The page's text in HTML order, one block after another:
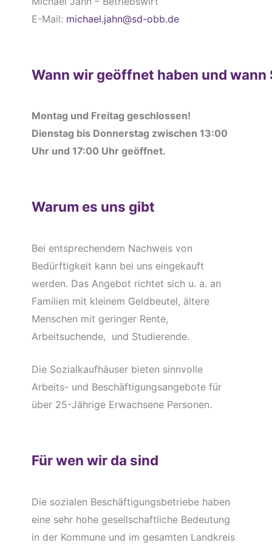
E-Mail: michael.jahn@sd-obb.de
Wann wir geöffnet haben und wann
Montag und Freitag geschlossen!
Dienstag bis Donnerstag zwischen 13:00
Uhr und 17:00 Uhr geöffnet.
Warum es uns gibt
Bei entsprechendem Nachweis von
Bedürftigkeit kann bei uns eingekauft
werden. Das Angebot richtet sich u. a. an
Familien mit kleinem Geldbeutel, ältere
Menschen mit geringer Rente,
Arbeitsuchende, und Studierende.
Die Sozialkaufhäuser bieten sinnvolle
Arbeits- und Beschäftigungsangebote für
über 25-Jährige Erwachsene Personen.
Für wen wir da sind
Die sozialen Beschäftigungsbetriebe haben
eine sehr hohe gesellschaftliche Bedeutung
in der Kommune und im gesamten Landkreis